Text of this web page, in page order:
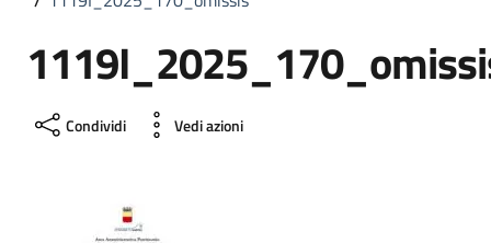
Condividi Vedi azioni